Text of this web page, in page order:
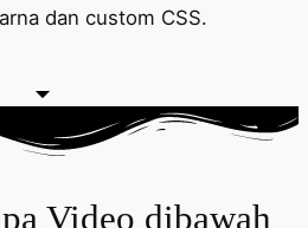
dan custom CSS.
Video dibawah